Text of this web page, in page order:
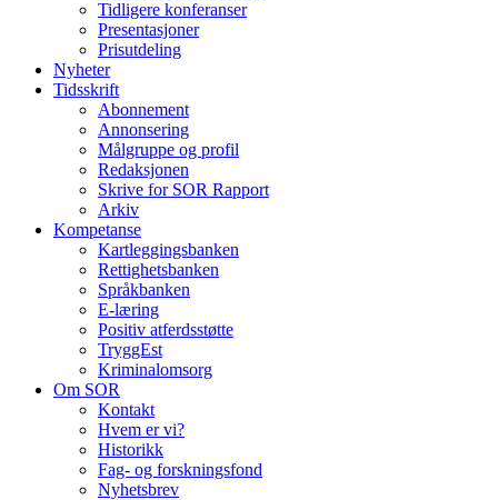
Tidligere konferanser
Presentasjoner
Prisutdeling
Nyheter
Tidsskrift
Abonnement
Annonsering
Målgruppe og profil
Redaksjonen
Skrive for SOR Rapport
Arkiv
Kompetanse
Kartleggingsbanken
Rettighetsbanken
Språkbanken
E-læring
Positiv atferdsstøtte
TryggEst
Kriminalomsorg
Om SOR
Kontakt
Hvem er vi?
Historikk
Fag- og forskningsfond
Nyhetsbrev